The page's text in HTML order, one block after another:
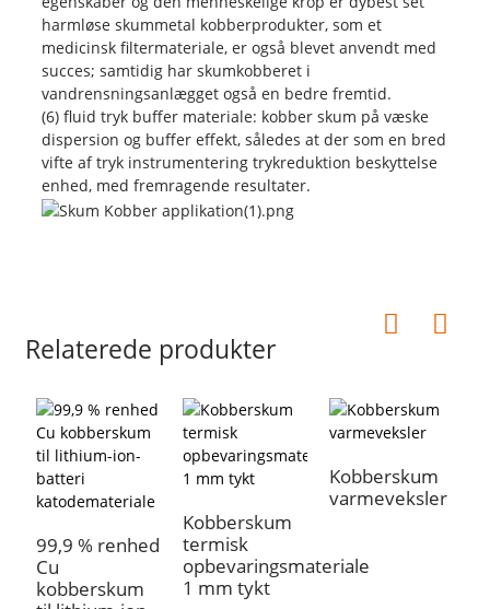
harmløse skummetal kobberprodukter, som et
medicinsk filtermateriale, er også blevet anvendt med
succes; samtidig har skumkobberet i
vandrensningsanlægget også en bedre fremtid.
(6) fluid tryk buffer materiale: kobber skum på væske
dispersion og buffer effekt, således at der som en bred
vifte af tryk instrumentering trykreduktion beskyttelse
enhed, med fremragende resultater.
Relaterede produkter
99,9 % renhed
Cu
kobberskum
Kobberskum
termisk
opbevaringsmateriale
1 mm tykt
Kobberskum
varmeveksler